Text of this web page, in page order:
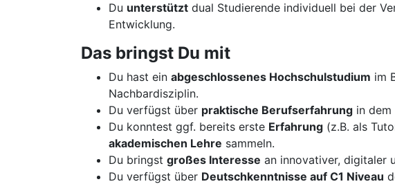
Du unterstützt dual Studierende individuell bei der
Entwicklung.
Das bringst Du mit
Du hast ein abgeschlossenes Hochschulstudium im
Nachbardisziplin.
Du verfügst über praktische Berufserfahrung in
Du konntest ggf. bereits erste Erfahrung (z.B. als
akademischen Lehre sammeln.
Du bringst großes Interesse an innovativer, digitaler
Du verfügst über Deutschkenntnisse auf C1 Niveau